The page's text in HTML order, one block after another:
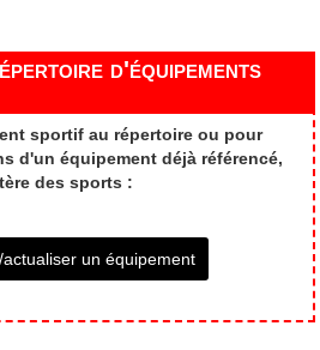
d'équipements
sportif au répertoire ou pour
d'un équipement déjà référencé,
des sports :
un équipement